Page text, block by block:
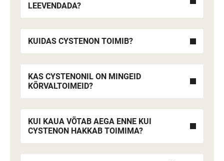
LEEVENDADA?
KUIDAS CYSTENON TOIMIB?
KAS CYSTENONIL ON MINGEID
KÕRVALTOIMEID?
KUI KAUA VÕTAB AEGA ENNE KUI
CYSTENON HAKKAB TOIMIMA?